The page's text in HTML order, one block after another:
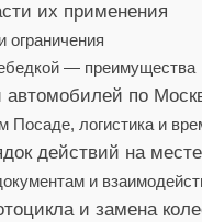
их применения
— преимущества
автомобилей по
Посаде, логистика и
действий на месте
и
и замена